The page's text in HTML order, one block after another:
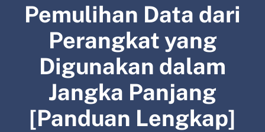
Pemulihan Data dari
Perangkat yang
Digunakan dalam
Jangka Panjang
[Panduan Lengkap]